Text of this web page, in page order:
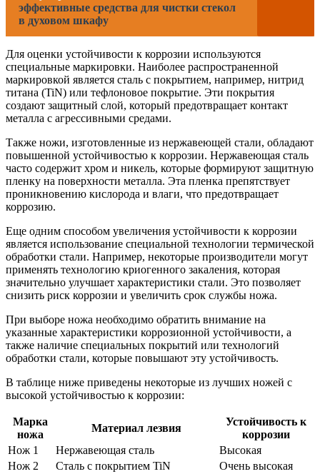
эффективные средства для чистки стекол
в духовом шкафу
Для оценки устойчивости к коррозии используются
специальные маркировки. Наиболее распространенной
маркировкой является сталь с покрытием, например, нитрид
титана (TiN) или тефлоновое покрытие. Эти покрытия
создают защитный слой, который предотвращает контакт
металла с агрессивными средами.
Также ножи, изготовленные из нержавеющей стали, обладают
повышенной устойчивостью к коррозии. Нержавеющая сталь
часто содержит хром и никель, которые формируют защитную
пленку на поверхности металла. Эта пленка препятствует
проникновению кислорода и влаги, что предотвращает
коррозию.
Еще одним способом увеличения устойчивости к коррозии
является использование специальной технологии термической
обработки стали. Например, некоторые производители могут
применять технологию криогенного закаления, которая
значительно улучшает характеристики стали. Это позволяет
снизить риск коррозии и увеличить срок службы ножа.
При выборе ножа необходимо обратить внимание на
указанные характеристики коррозионной устойчивости, а
также наличие специальных покрытий или технологий
обработки стали, которые повышают эту устойчивость.
В таблице ниже приведены некоторые из лучших ножей с
высокой устойчивостью к коррозии:
Марка
ножа
Материал лезвия
Устойчивость к
коррозии
Нож 1
Нержавеющая сталь
Высокая
Нож 2
Сталь с покрытием TiN
Очень высокая